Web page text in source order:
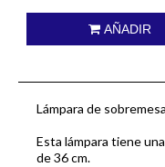
AÑADIR
Lámpara de
Esta lámpara tiene
de 36 cm.